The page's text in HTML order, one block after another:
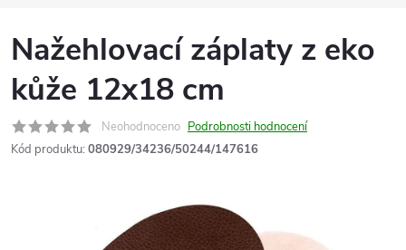
Nažehlovací záplaty z eko
kůže 12x18 cm
Neohodnoceno Podrobnosti hodnocení
Kód produktu: 080929/34236/50244/147616